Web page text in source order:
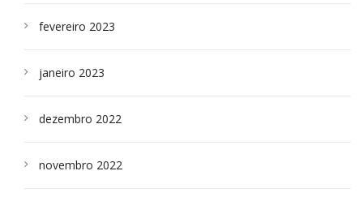
fevereiro 2023
janeiro 2023
dezembro 2022
novembro 2022